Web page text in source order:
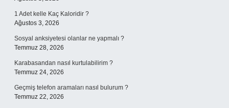
1 Adet kelle Kaç Kaloridir ?
Ağustos 3, 2026
Sosyal anksiyetesi olanlar ne yapmalı ?
Temmuz 28, 2026
Karabasandan nasıl kurtulabilirim ?
Temmuz 24, 2026
Geçmiş telefon aramaları nasıl bulurum ?
Temmuz 22, 2026